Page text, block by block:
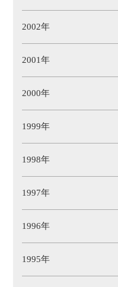
2002年
2001年
2000年
1999年
1998年
1997年
1996年
1995年